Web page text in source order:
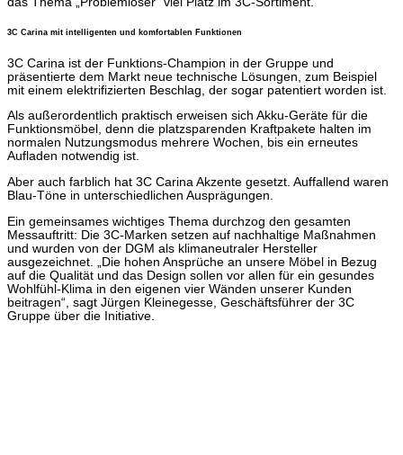
3C Carina mit intelligenten und komfortablen Funktionen
3C Carina ist der Funktions-Champion in der Gruppe und
präsentierte dem Markt neue technische Lösungen, zum Beispiel
mit einem elektrifizierten Beschlag, der sogar patentiert worden ist.
Als außerordentlich praktisch erweisen sich Akku-Geräte für die
Funktionsmöbel, denn die platzsparenden Kraftpakete halten im
normalen Nutzungsmodus mehrere Wochen, bis ein erneutes
Aufladen notwendig ist.
Aber auch farblich hat 3C Carina Akzente gesetzt. Auffallend waren
Blau-Töne in unterschiedlichen Ausprägungen.
Ein gemeinsames wichtiges Thema durchzog den gesamten
Messauftritt: Die 3C-Marken setzen auf nachhaltige Maßnahmen
und wurden von der DGM als klimaneutraler Hersteller
ausgezeichnet. „Die hohen Ansprüche an unsere Möbel in Bezug
auf die Qualität und das Design sollen vor allen für ein gesundes
Wohlfühl-Klima in den eigenen vier Wänden unserer Kunden
beitragen“, sagt Jürgen Kleinegesse, Geschäftsführer der 3C
Gruppe über die Initiative.